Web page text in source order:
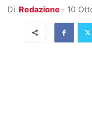
Di Redazione - 10